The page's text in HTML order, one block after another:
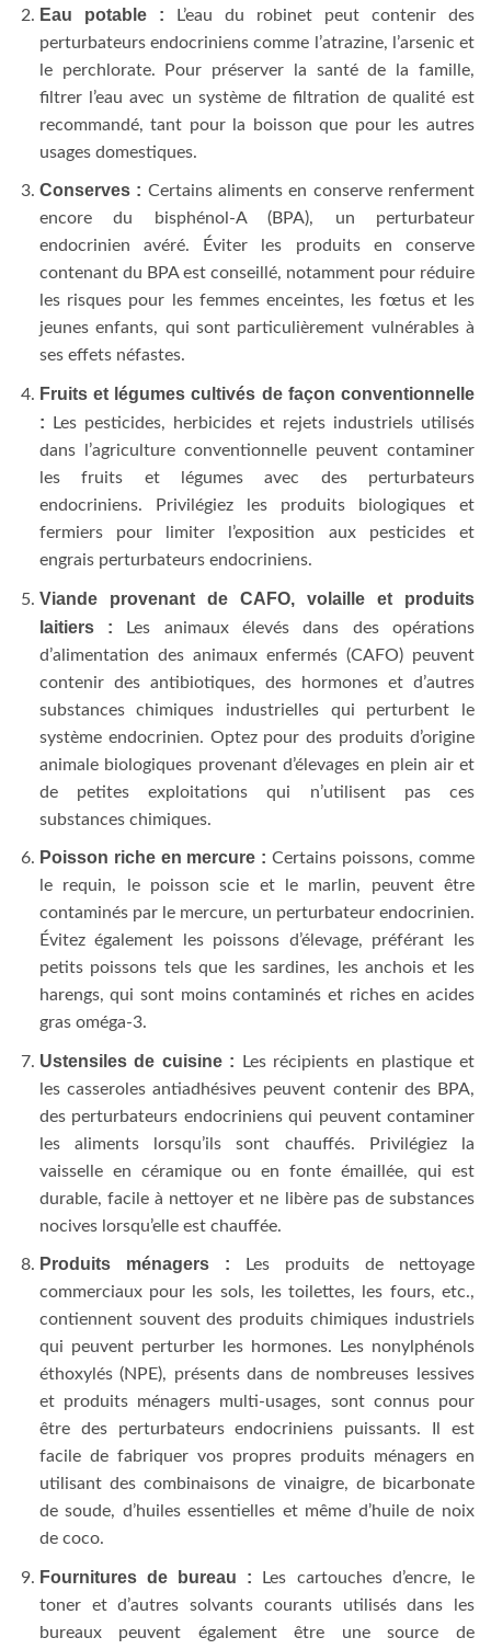
Eau potable : L’eau du robinet peut contenir des
perturbateurs endocriniens comme l’atrazine, l’arsenic et
le perchlorate. Pour préserver la santé de la famille,
filtrer l’eau avec un système de filtration de qualité est
recommandé, tant pour la boisson que pour les autres
usages domestiques.
Conserves : Certains aliments en conserve renferment
encore du bisphénol-A (BPA), un perturbateur
endocrinien avéré. Éviter les produits en conserve
contenant du BPA est conseillé, notamment pour réduire
les risques pour les femmes enceintes, les fœtus et les
jeunes enfants, qui sont particulièrement vulnérables à
ses effets néfastes.
Fruits et légumes cultivés de façon conventionnelle
: Les pesticides, herbicides et rejets industriels utilisés
dans l’agriculture conventionnelle peuvent contaminer
les fruits et légumes avec des perturbateurs
endocriniens. Privilégiez les produits biologiques et
fermiers pour limiter l’exposition aux pesticides et
engrais perturbateurs endocriniens.
Viande provenant de CAFO, volaille et produits
laitiers : Les animaux élevés dans des opérations
d’alimentation des animaux enfermés (CAFO) peuvent
contenir des antibiotiques, des hormones et d’autres
substances chimiques industrielles qui perturbent le
système endocrinien. Optez pour des produits d’origine
animale biologiques provenant d’élevages en plein air et
de petites exploitations qui n’utilisent pas ces
substances chimiques.
Poisson riche en mercure : Certains poissons, comme
le requin, le poisson scie et le marlin, peuvent être
contaminés par le mercure, un perturbateur endocrinien.
Évitez également les poissons d’élevage, préférant les
petits poissons tels que les sardines, les anchois et les
harengs, qui sont moins contaminés et riches en acides
gras oméga-3.
Ustensiles de cuisine : Les récipients en plastique et
les casseroles antiadhésives peuvent contenir des BPA,
des perturbateurs endocriniens qui peuvent contaminer
les aliments lorsqu’ils sont chauffés. Privilégiez la
vaisselle en céramique ou en fonte émaillée, qui est
durable, facile à nettoyer et ne libère pas de substances
nocives lorsqu’elle est chauffée.
Produits ménagers : Les produits de nettoyage
commerciaux pour les sols, les toilettes, les fours, etc.,
contiennent souvent des produits chimiques industriels
qui peuvent perturber les hormones. Les nonylphénols
éthoxylés (NPE), présents dans de nombreuses lessives
et produits ménagers multi-usages, sont connus pour
être des perturbateurs endocriniens puissants. Il est
facile de fabriquer vos propres produits ménagers en
utilisant des combinaisons de vinaigre, de bicarbonate
de soude, d’huiles essentielles et même d’huile de noix
de coco.
Fournitures de bureau : Les cartouches d’encre, le
toner et d’autres solvants courants utilisés dans les
bureaux peuvent également être une source de